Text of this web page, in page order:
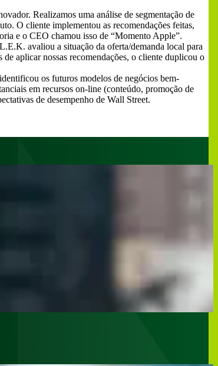
Realizamos uma análise de segmentação de
O cliente implementou as recomendações feitas,
e o CEO chamou isso de “Momento Apple”.
avaliou a situação da oferta/demanda local para
aplicar nossas recomendações, o cliente duplicou o
os futuros modelos de negócios bem-
em recursos on-line (conteúdo, promoção de
de desempenho de Wall Street.